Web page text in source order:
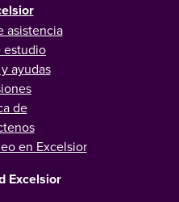
asistencia
estudio
ayudas
de
en Excelsior
Excelsior